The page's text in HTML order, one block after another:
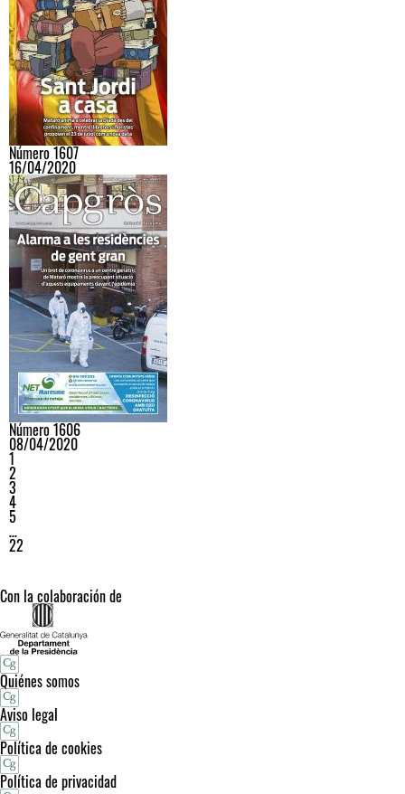
Número 1607
16/04/2020
Número 1606
08/04/2020
1
2
3
4
5
…
22
Con la colaboración de
Quiénes somos
Aviso legal
Política de cookies
Política de privacidad